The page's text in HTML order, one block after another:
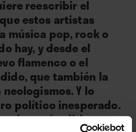
reescribir el
estos artistas
música pop, rock o
hay, y desde el
flamenco o el
que también la
Y lo
político inesperado.
aquí política